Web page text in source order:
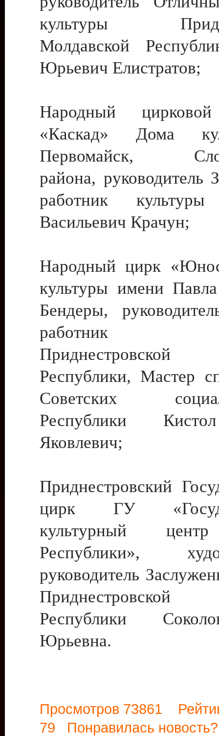
культуры
Молдавской
Юрьевич Елистратов;
Народный цирковой
«Каскад» Дома
Первомайск,
района, руководитель
работник культуры
Васильевич Крачун;
Народный цирк
культуры имени
Бендеры,
работник
Приднестровской
Республики, Мастер
Советских
Республики
Яковлевич;
Приднестровский
цирк ГУ
культурный
Республики»,
руководитель
Приднестровской
Республики
Юрьевна.
Просмотров 73861
79 Понравилась